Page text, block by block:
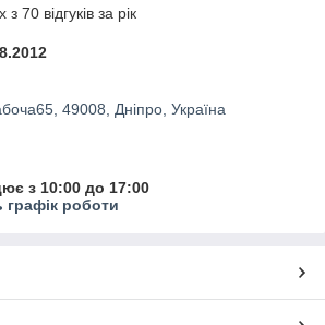
70 відгуків за рік
49008, Дніпро, Україна
з 10:00 до 17:00
графік роботи